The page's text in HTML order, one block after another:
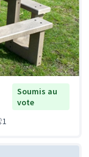
Soumis au
vote
1